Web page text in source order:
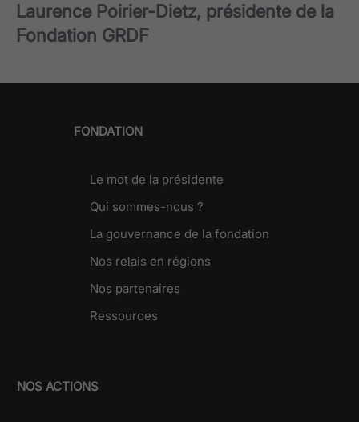
Laurence Poirier-Dietz, présidente de la
Fondation GRDF
FONDATION
Le mot de la présidente
Qui sommes-nous ?
La gouvernance de la fondation
Nos relais en régions
Nos partenaires
Ressources
NOS ACTIONS